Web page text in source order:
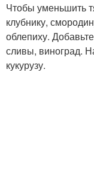
Чтобы уменьшить
клубнику,
облепиху.
сливы, виноград.
кукурузу.